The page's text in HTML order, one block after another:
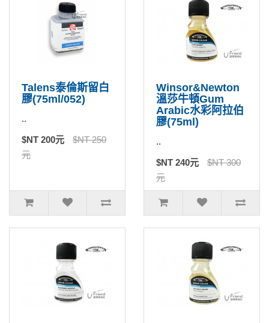
Talens泰倫斯留白
膠(75ml/052)
..
$NT 200元
$NT 250
元
Winsor&Newton
溫莎牛頓Gum
Arabic水彩阿拉伯
膠(75ml)
..
$NT 240元
$NT 300
元